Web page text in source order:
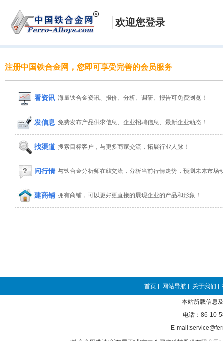
欢迎您登录
注册中国铁合金网，您即可享受完善的会员服务
看资讯 海量铁合金资讯、报价、分析、调研、报告可免费浏览！
发信息 免费发布产品供求信息、企业招聘信息、最新企业动态！
找渠道 搜索目标客户，与更多商家交流，拓展行业人脉！
问行情 与铁合金分析师在线交流，分析当前行情走势，预测未来市场
建商铺 拥有商铺，可以更好更直接的展现企业的产品和形象！
首页 | 网站导航 | 关于我们 |
本站所载信息
电话：86-10-
E-